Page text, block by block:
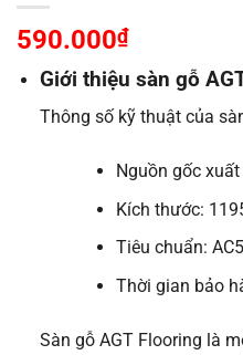
590.000₫
Giới thiệu sàn gỗ
Thông số kỹ thuật của
Nguồn gốc
Kích thước:
Tiêu chuẩn:
Thời gian bảo
Sàn gỗ AGT Flooring là